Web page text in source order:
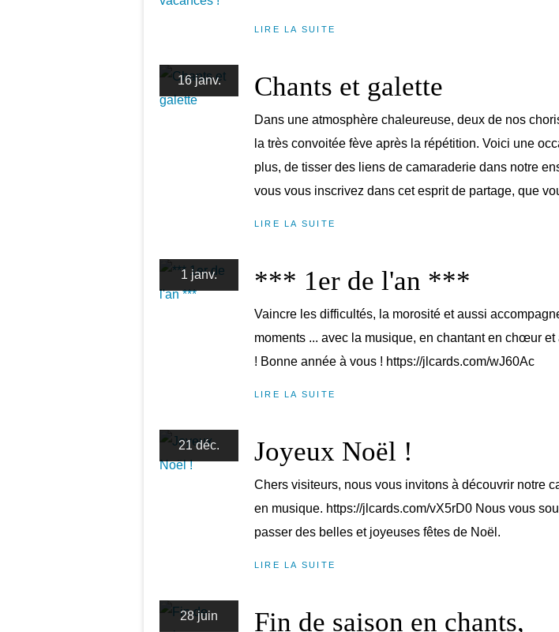
LIRE LA SUITE
16 janv. Chants et galette
Dans une atmosphère chaleureuse, deux de nos
la très convoitée fève après la répétition. Voici une
plus, de tisser des liens de camaraderie dans notre
vous vous inscrivez dans cet esprit de partage, que
LIRE LA SUITE
1 janv. *** 1er de l'an ***
Vaincre les difficultés, la morosité et aussi
moments ... avec la musique, en chantant en chœur
! Bonne année à vous ! https://jlcards.com/wJ60Ac
LIRE LA SUITE
21 déc. Joyeux Noël !
Chers visiteurs, nous vous invitons à découvrir notre
en musique. https://jlcards.com/vX5rD0 Nous vous
passer des belles et joyeuses fêtes de Noël.
LIRE LA SUITE
28 juin
Fin de saison en chants,